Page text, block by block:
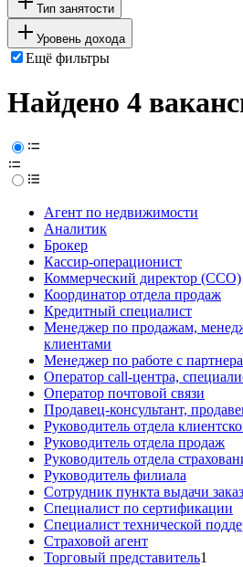
Тип занятости
Уровень дохода
Ещё фильтры
Найдено 4
Агент по недвижимости
Аналитик
Брокер
Кассир-операционист
Коммерческий директор (CCO)
Координатор отдела продаж
Кредитный специалист
Менеджер по продажам,
клиентами
Менеджер по работе с
Оператор call-центра,
Оператор почтовой связи
Продавец-консультант,
Руководитель отдела
Руководитель отдела продаж
Руководитель отдела
Руководитель филиала
Сотрудник пункта выдачи
Специалист по сертификации
Специалист технической
Страховой агент
Торговый представитель1